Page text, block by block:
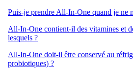
Puis-je prendre All-In-One quand je ne
All-In-One contient-il des vitamines et
lesquels ?
All-In-One doit-il être conservé au
probiotiques) ?